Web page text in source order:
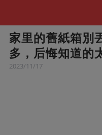
家里的舊紙箱別
多，后悔知道的
2023/11/17